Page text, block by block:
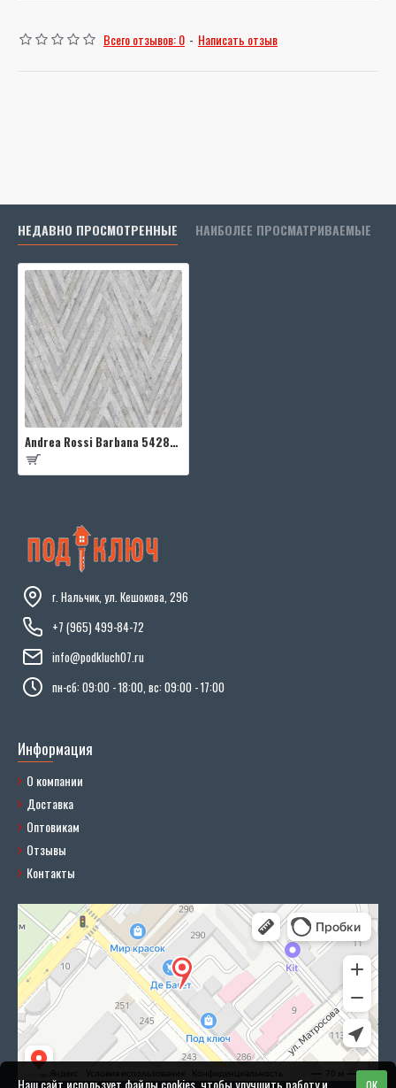
Всего отзывов: 0 - Написать отзыв
НЕДАВНО ПРОСМОТРЕННЫЕ НАИБОЛЕЕ ПРОСМАТРИВАЕМЫЕ
Andrea Rossi Barbana 54282-4
г. Нальчик, ул. Кешокова, 296
+7 (965) 499-84-72
info@podkluch07.ru
пн-сб: 09:00 - 18:00, вс: 09:00 - 17:00
Информация
О компании
Доставка
Оптовикам
Отзывы
Контакты
Наш сайт использует файлы cookies, чтобы улучшить работу и